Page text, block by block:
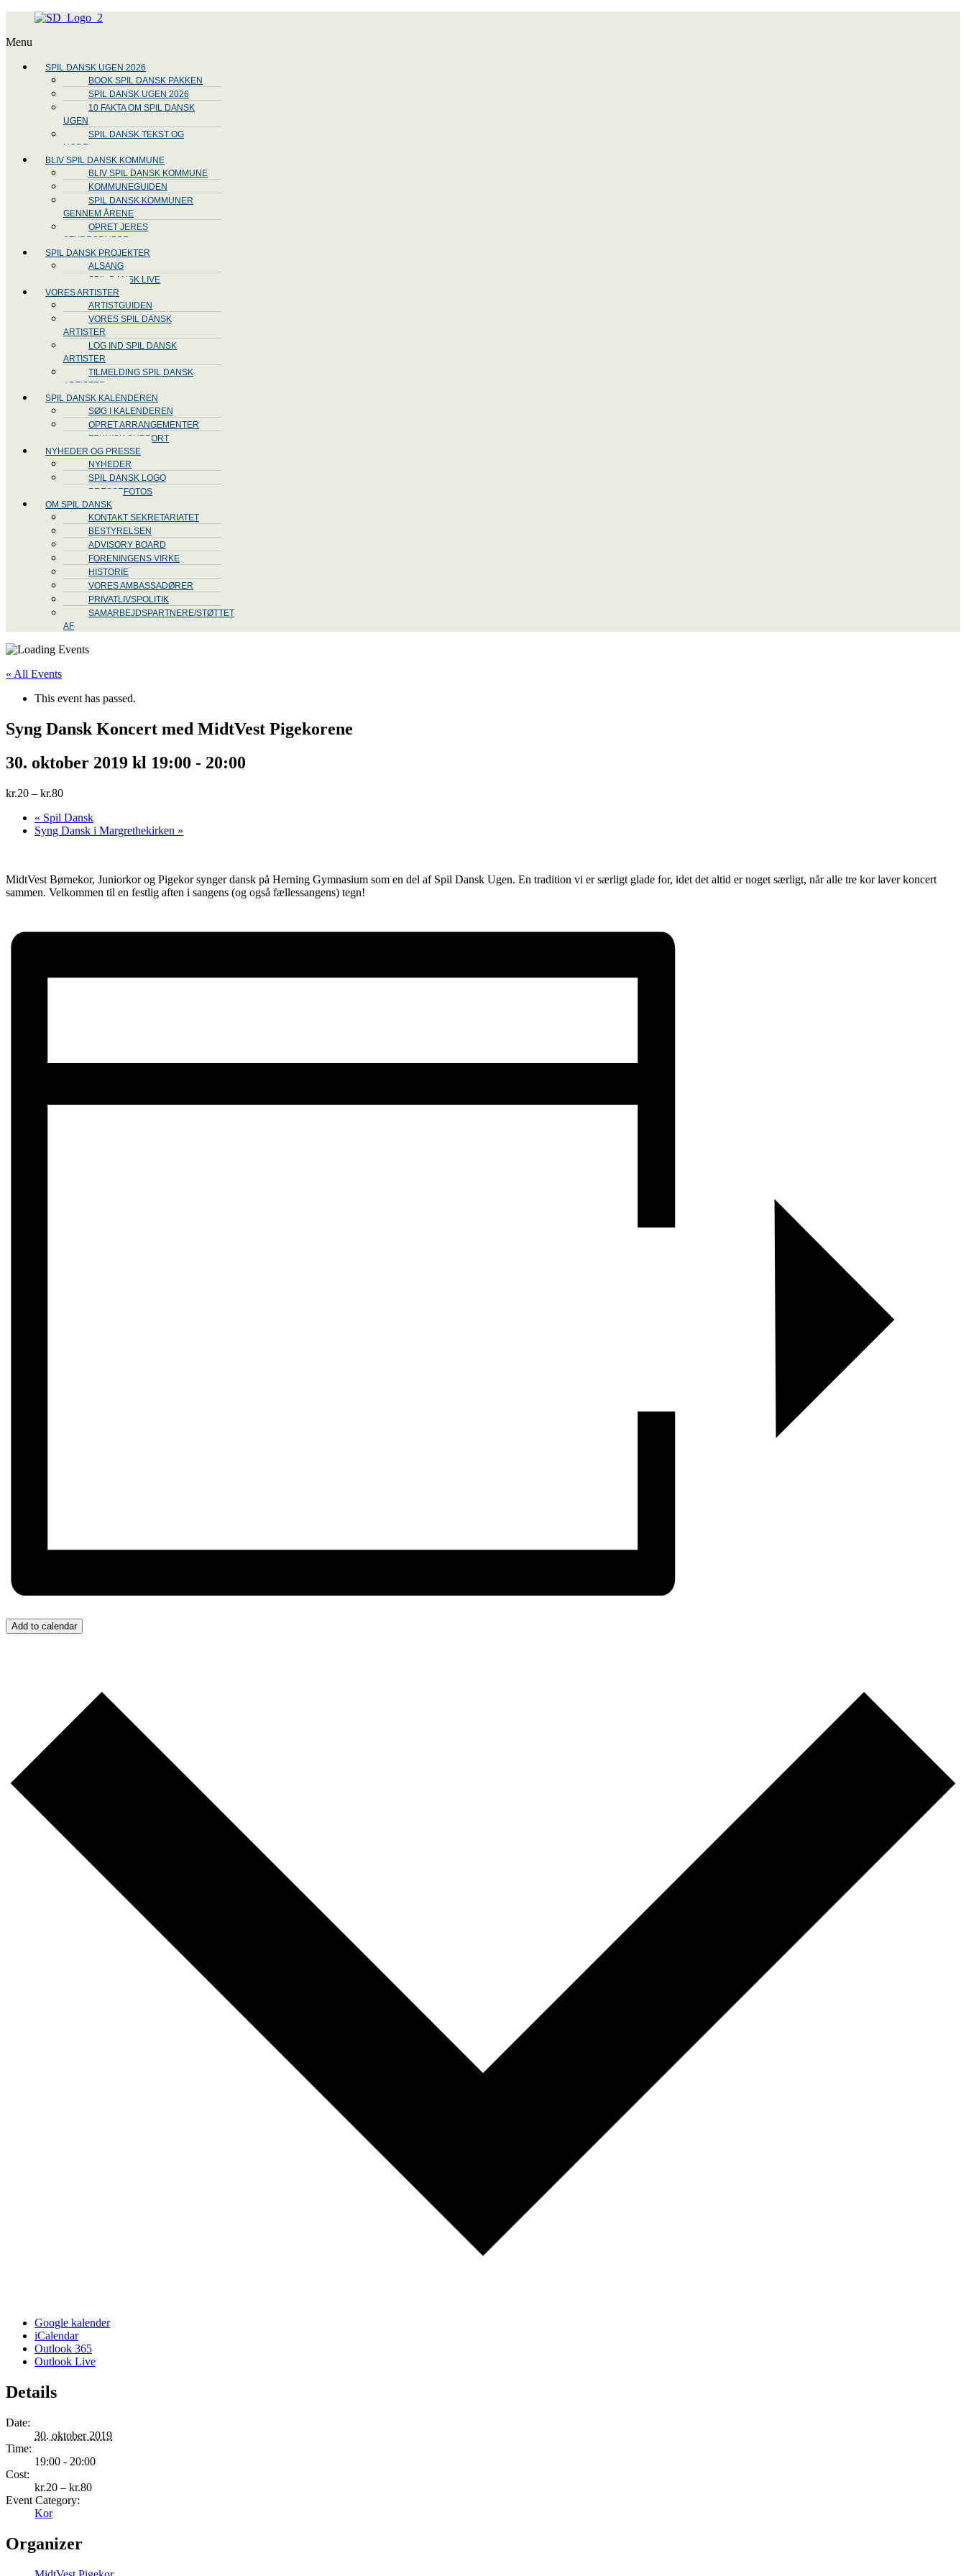
Menu
SPIL DANSK UGEN 2026
BOOK SPIL DANSK PAKKEN
SPIL DANSK UGEN 2026
10 FAKTA OM SPIL DANSK
UGEN
SPIL DANSK TEKST OG
NODE
BLIV SPIL DANSK KOMMUNE
BLIV SPIL DANSK KOMMUNE
KOMMUNEGUIDEN
SPIL DANSK KOMMUNER
GENNEM ÅRENE
OPRET JERES
STYREGRUPPE
SPIL DANSK PROJEKTER
ALSANG
SPIL DANSK LIVE
VORES ARTISTER
ARTISTGUIDEN
VORES SPIL DANSK
ARTISTER
LOG IND SPIL DANSK
ARTISTER
TILMELDING SPIL DANSK
ARTISTER
SPIL DANSK KALENDEREN
SØG I KALENDEREN
OPRET ARRANGEMENTER
TEKNISK SUPPORT
NYHEDER OG PRESSE
NYHEDER
SPIL DANSK LOGO
PRESSEFOTOS
OM SPIL DANSK
KONTAKT SEKRETARIATET
BESTYRELSEN
ADVISORY BOARD
FORENINGENS VIRKE
HISTORIE
VORES AMBASSADØRER
PRIVATLIVSPOLITIK
SAMARBEJDSPARTNERE/STØTTET
AF
« All Events
This event has passed.
Syng Dansk Koncert med MidtVest Pigekorene
30. oktober 2019 kl 19:00 - 20:00
kr.20 – kr.80
« Spil Dansk
Syng Dansk i Margrethekirken »
MidtVest Børnekor, Juniorkor og Pigekor synger dansk på Herning Gymnasium som en del af Spil Dansk Ugen. En tradition vi er særligt glade for, idet det altid er noget særligt, når alle tre kor laver koncert
sammen. Velkommen til en festlig aften i sangens (og også fællessangens) tegn!
Add to calendar
Google kalender
iCalendar
Outlook 365
Outlook Live
Details
Date:
30. oktober 2019
Time:
19:00 - 20:00
Cost:
kr.20 – kr.80
Event Category:
Kor
Organizer